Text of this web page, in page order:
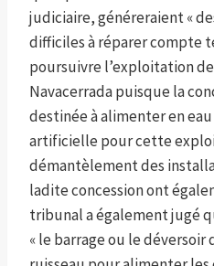
judiciaire, généreraient «
difficiles à réparer compte
poursuivre l’exploitation
Navacerrada puisque la
destinée à alimenter en eau
artificielle pour cette
démantèlement des
ladite concession ont
tribunal a également jugé
« le barrage ou le